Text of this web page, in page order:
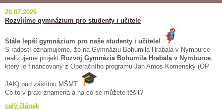
20.07.2026
Rozvíjíme gymnázium pro studenty i učitele
Stále lepší gymnázium pro naše studenty i učitele!
S radostí oznamujeme, že na Gymnáziu Bohumila Hrabala v Nymburce
realizujeme projekt Rozvoj Gymnázia Bohumila Hrabala v Nymburce
který je financovaný z Operačního programu Jan Amos Komenský (OP
JAK) pod záštitou MŠMT.
Co to v praxi znamená a na co se můžete těšit?
celý článek